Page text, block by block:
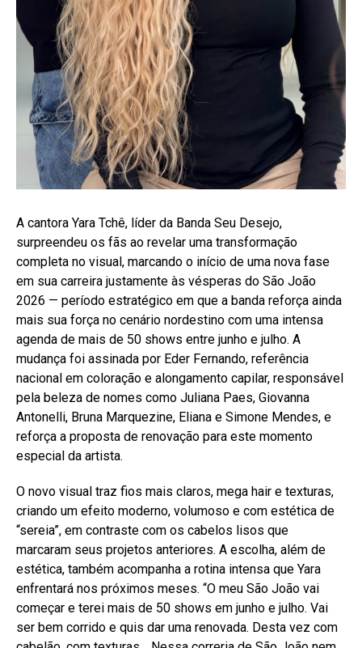
A cantora Yara Tchê, líder da Banda Seu Desejo,
surpreendeu os fãs ao revelar uma transformação
completa no visual, marcando o início de uma nova fase
em sua carreira justamente às vésperas do São João
2026 — período estratégico em que a banda reforça ainda
mais sua força no cenário nordestino com uma intensa
agenda de mais de 50 shows entre junho e julho. A
mudança foi assinada por Eder Fernando, referência
nacional em coloração e alongamento capilar, responsável
pela beleza de nomes como Juliana Paes, Giovanna
Antonelli, Bruna Marquezine, Eliana e Simone Mendes, e
reforça a proposta de renovação para este momento
especial da artista.
O novo visual traz fios mais claros, mega hair e texturas,
criando um efeito moderno, volumoso e com estética de
“sereia”, em contraste com os cabelos lisos que
marcaram seus projetos anteriores. A escolha, além de
estética, também acompanha a rotina intensa que Yara
enfrentará nos próximos meses. “O meu São João vai
começar e terei mais de 50 shows em junho e julho. Vai
ser bem corrido e quis dar uma renovada. Desta vez com